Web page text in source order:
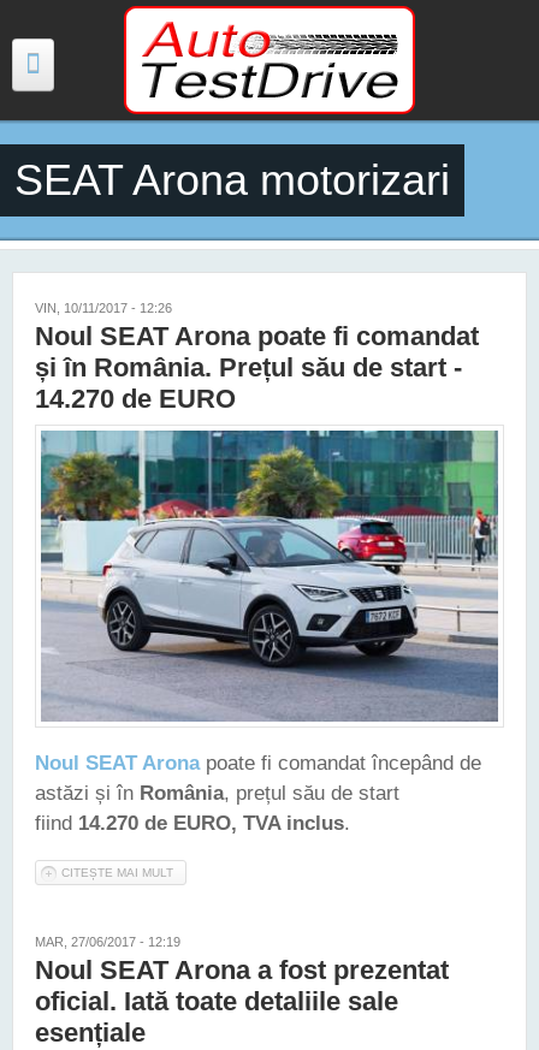
Mergi la conţinutul principal
TESTE
ŞTIRI
VIDEO
PREȚURI MODELE NOI
MAȘINI ELECTRICE ȘI HIBRID
CONTACT
SEAT Arona motorizari
VIN, 10/11/2017 - 12:26
Noul SEAT Arona poate fi comandat
și în România. Prețul său de start -
14.270 de EURO
Noul SEAT Aronapoate fi comandat începând de
astăzi și în România, prețul său de start
fiind 14.270 de EURO, TVA inclus.
CITEȘTE MAI MULT
MAR, 27/06/2017 - 12:19
Noul SEAT Arona a fost prezentat
oficial. Iată toate detaliile sale
esențiale